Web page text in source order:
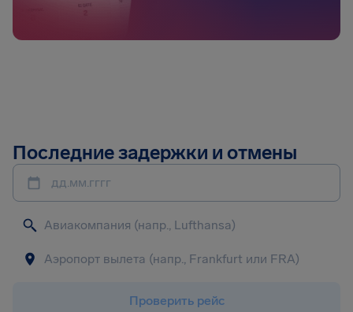
Последние задержки и отмены
дд.мм.гггг
Проверить рейс